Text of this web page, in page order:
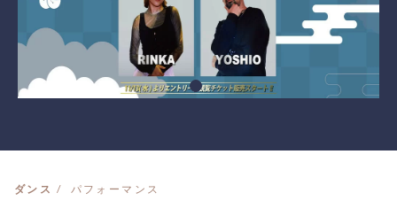
ダンス パフォーマンス